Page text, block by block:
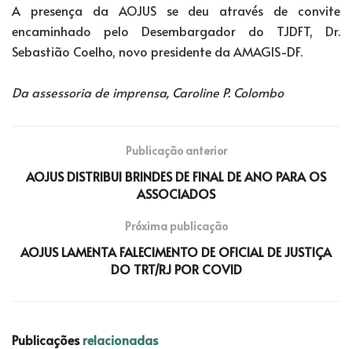
A presença da AOJUS se deu através de convite
encaminhado pelo Desembargador do TJDFT, Dr.
Sebastião Coelho, novo presidente da AMAGIS-DF.
Da assessoria de imprensa, Caroline P. Colombo
Publicação anterior
AOJUS DISTRIBUI BRINDES DE FINAL DE ANO PARA OS
ASSOCIADOS
Próxima publicação
AOJUS LAMENTA FALECIMENTO DE OFICIAL DE JUSTIÇA
DO TRT/RJ POR COVID
Publicaçõesrelacionadas